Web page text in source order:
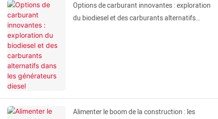
Options de carburant innovantes : exploration
du biodiesel et des carburants alternatifs
Alimenter le boom de la construction : les